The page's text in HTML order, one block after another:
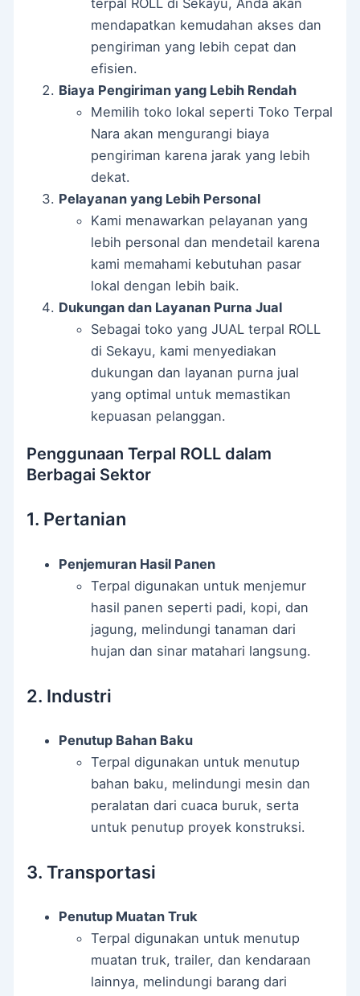
terpal ROLL di Sekayu, Anda akan
mendapatkan kemudahan akses dan
pengiriman yang lebih cepat dan
efisien.
Biaya Pengiriman yang Lebih Rendah
Memilih toko lokal seperti Toko Terpal
Nara akan mengurangi biaya
pengiriman karena jarak yang lebih
dekat.
Pelayanan yang Lebih Personal
Kami menawarkan pelayanan yang
lebih personal dan mendetail karena
kami memahami kebutuhan pasar
lokal dengan lebih baik.
Dukungan dan Layanan Purna Jual
Sebagai toko yang JUAL terpal ROLL
di Sekayu, kami menyediakan
dukungan dan layanan purna jual
yang optimal untuk memastikan
kepuasan pelanggan.
Penggunaan Terpal ROLL dalam
Berbagai Sektor
1. Pertanian
Penjemuran Hasil Panen
Terpal digunakan untuk menjemur
hasil panen seperti padi, kopi, dan
jagung, melindungi tanaman dari
hujan dan sinar matahari langsung.
2. Industri
Penutup Bahan Baku
Terpal digunakan untuk menutup
bahan baku, melindungi mesin dan
peralatan dari cuaca buruk, serta
untuk penutup proyek konstruksi.
3. Transportasi
Penutup Muatan Truk
Terpal digunakan untuk menutup
muatan truk, trailer, dan kendaraan
lainnya, melindungi barang dari